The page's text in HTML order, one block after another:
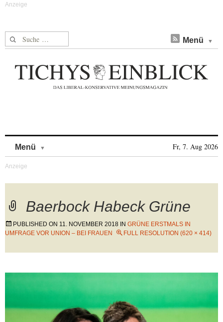
Suche nach: Menü
Menü Fr, 7. Aug 2026
Baerbock Habeck Grüne
PUBLISHED ON 11. NOVEMBER 2018 IN GRÜNE ERSTMALS IN
UMFRAGE VOR UNION – BEI FRAUEN
FULL RESOLUTION (620 × 414)